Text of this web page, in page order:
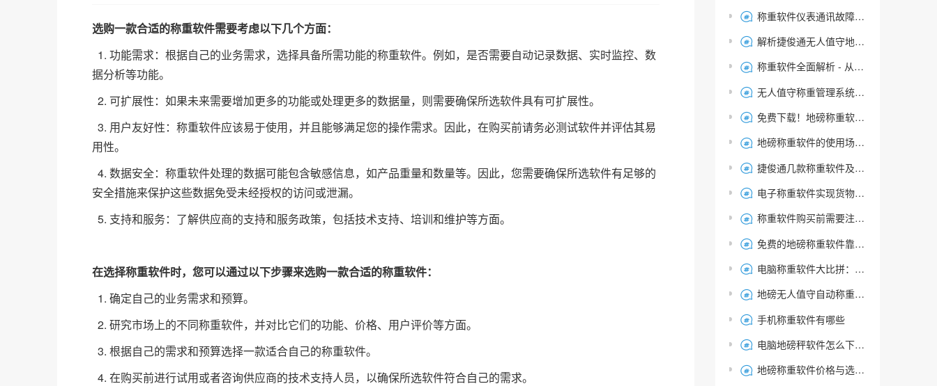
选购一款合适的称重软件需要考虑以下几个方面：
1. 功能需求：根据自己的业务需求，选择具备所需功能的称重软件。例如，是否需要自动记录数据、实时监控、数
据分析等功能。
2. 可扩展性：如果未来需要增加更多的功能或处理更多的数据量，则需要确保所选软件具有可扩展性。
3. 用户友好性：称重软件应该易于使用，并且能够满足您的操作需求。因此，在购买前请务必测试软件并评估其易
用性。
4. 数据安全：称重软件处理的数据可能包含敏感信息，如产品重量和数量等。因此，您需要确保所选软件有足够的
安全措施来保护这些数据免受未经授权的访问或泄漏。
5. 支持和服务：了解供应商的支持和服务政策，包括技术支持、培训和维护等方面。
在选择称重软件时，您可以通过以下步骤来选购一款合适的称重软件：
1. 确定自己的业务需求和预算。
2. 研究市场上的不同称重软件，并对比它们的功能、价格、用户评价等方面。
3. 根据自己的需求和预算选择一款适合自己的称重软件。
4. 在购买前进行试用或者咨询供应商的技术支持人员，以确保所选软件符合自己的需求。
 称重软件仪表通讯故障？解决串口失败问题指南！
 解析捷俊通无人值守地磅自动称重系统：智能称重与高效称重的融合
 称重软件全面解析 - 从智能称重系统到物联网管理平台
 无人值守称重管理系统-车牌识别自动过磅系统软件
 免费下载！地磅称重软件过磅系统软件使用指南
 地磅称重软件的使用场景-行业都有哪些？
 捷俊通几款称重软件及功能介绍
 电子称重软件实现货物重量自动记录与智能分析-捷俊通
 称重软件购买前需要注意哪些问题？详细解答
 免费的地磅称重软件靠谱吗？地磅称重软件该怎么选？
 电脑称重软件大比拼：推荐几款好用的称重软件下载
 地磅无人值守自动称重管理系统防作弊策略解析
 手机称重软件有哪些
 电脑地磅秤软件怎么下载安装，称重软件操作步骤
 地磅称重软件价格与选择：实现高效、准确的称重管理